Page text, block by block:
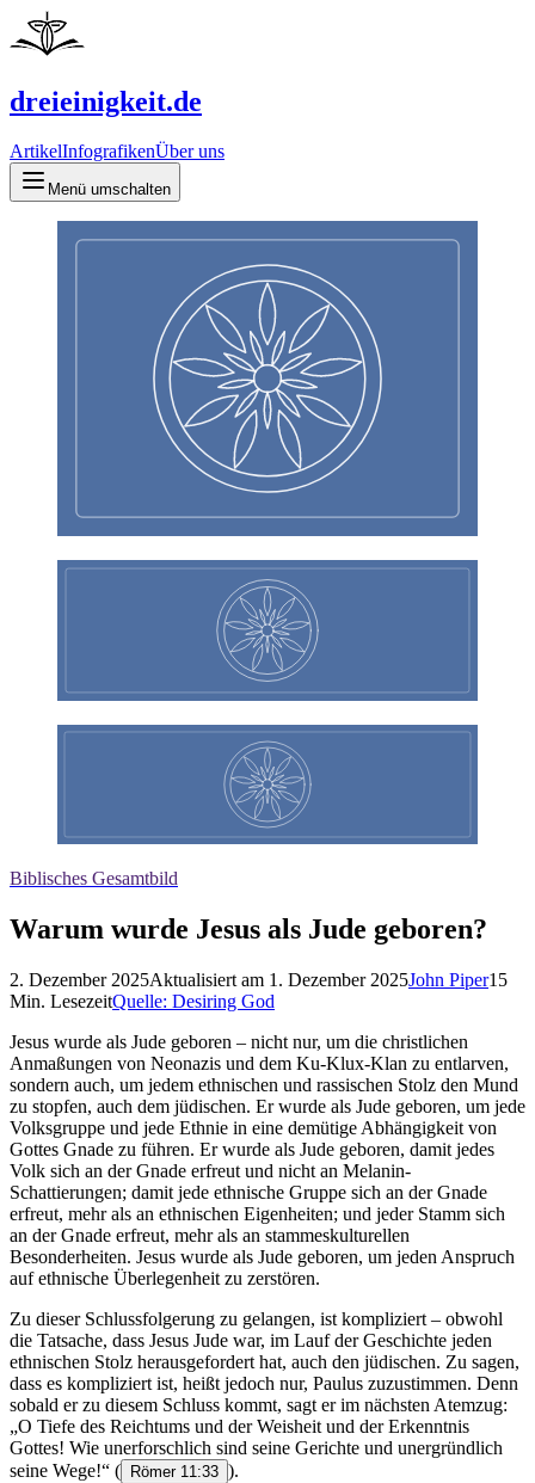
dreieinigkeit.de
ArtikelInfografikenÜber uns
Menü umschalten
Biblisches Gesamtbild
Warum wurde Jesus als Jude geboren?
2. Dezember 2025Aktualisiert am 1. Dezember 2025John Piper15
Min. LesezeitQuelle: Desiring God
Jesus wurde als Jude geboren – nicht nur, um die christlichen
Anmaßungen von Neonazis und dem Ku-Klux-Klan zu entlarven,
sondern auch, um jedem ethnischen und rassischen Stolz den Mund
zu stopfen, auch dem jüdischen. Er wurde als Jude geboren, um jede
Volksgruppe und jede Ethnie in eine demütige Abhängigkeit von
Gottes Gnade zu führen. Er wurde als Jude geboren, damit jedes
Volk sich an der Gnade erfreut und nicht an Melanin-
Schattierungen; damit jede ethnische Gruppe sich an der Gnade
erfreut, mehr als an ethnischen Eigenheiten; und jeder Stamm sich
an der Gnade erfreut, mehr als an stammeskulturellen
Besonderheiten. Jesus wurde als Jude geboren, um jeden Anspruch
auf ethnische Überlegenheit zu zerstören.
Zu dieser Schlussfolgerung zu gelangen, ist kompliziert – obwohl
die Tatsache, dass Jesus Jude war, im Lauf der Geschichte jeden
ethnischen Stolz herausgefordert hat, auch den jüdischen. Zu sagen,
dass es kompliziert ist, heißt jedoch nur, Paulus zuzustimmen. Denn
sobald er zu diesem Schluss kommt, sagt er im nächsten Atemzug:
„O Tiefe des Reichtums und der Weisheit und der Erkenntnis
Gottes! Wie unerforschlich sind seine Gerichte und unergründlich
seine Wege!“ ( Römer 11:33 ).